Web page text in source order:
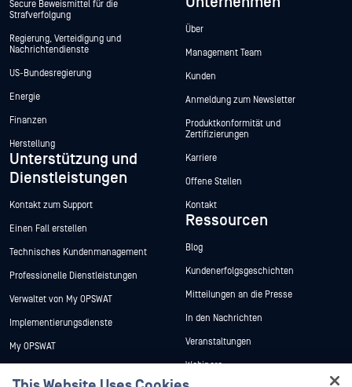
Secure Beweismittel für die
Strafverfolgung
Regierung, Verteidigung und
Nachrichtendienste
US-Bundesregierung
Energie
Finanzen
Herstellung
Unterstützung und
Dienstleistungen
Kontakt zum Support
Einen Fall erstellen
Technisches Kundenmanagement
Professionelle Dienstleistungen
Verwaltet von My OPSWAT
Implementierungsdienste
My OPSWAT
Über
Management Team
Kunden
Anmeldung zum Newsletter
Produktkonformität und
Zertifizierungen
Karriere
Offene Stellen
Kontakt
Ressourcen
Blog
Kundenerfolgsgeschichten
Mitteilungen an die Presse
In den Nachrichten
Veranstaltungen
Webinare